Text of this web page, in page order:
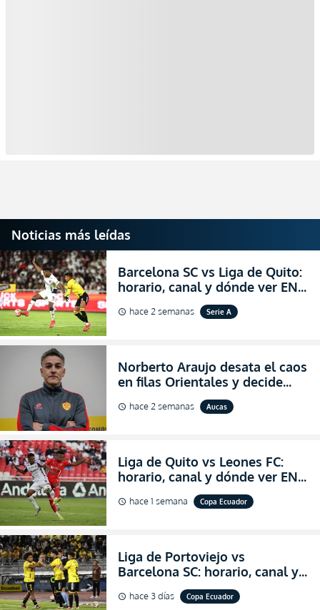
Noticias más leídas
Barcelona SC vs Liga de Quito:
horario, canal y dónde ver EN
VIVO la Fecha 22 de la LigaPro
2026
schedule hace 2 semanas Serie A
Norberto Araujo desata el caos
en filas Orientales y decide
abandonar la dirección técnica
de Aucas
schedule hace 2 semanas Aucas
Liga de Quito vs Leones FC:
horario, canal y dónde ver EN
VIVO los octavos de final de la
Copa Ecuador 2026
schedule hace 1 semana Copa Ecuador
Liga de Portoviejo vs
Barcelona SC: horario, canal y
dónde ver EN VIVO los octavos
de final de la Copa Ecuador
schedule hace 3 días Copa Ecuador